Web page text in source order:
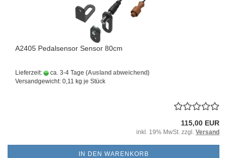
A2405 Pedalsensor Sensor 80cm
Lieferzeit: ca. 3-4 Tage (Ausland abweichend)
Versandgewicht: 0,11 kg je Stück
115,00 EUR
inkl. 19% MwSt. zzgl. Versand
IN DEN WARENKORB